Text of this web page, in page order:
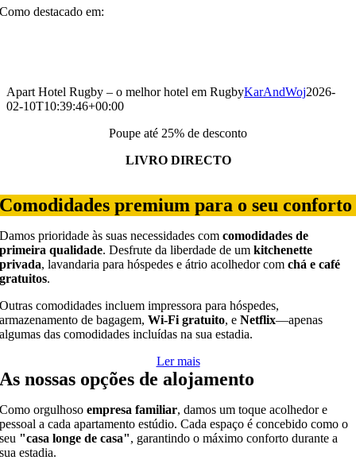
Como destacado em:
Apart Hotel Rugby – o melhor hotel em RugbyKarAndWoj2026-
02-10T10:39:46+00:00
Poupe até 25% de desconto
LIVRO DIRECTO
Comodidades premium para o seu conforto
Damos prioridade às suas necessidades comcomodidades de
primeira qualidade. Desfrute da liberdade de umkitchenette
privada, lavandaria para hóspedes e átrio acolhedor comchá e café
gratuitos.
Outras comodidades incluem impressora para hóspedes,
armazenamento de bagagem,Wi-Fi gratuito, eNetflix—apenas
algumas das comodidades incluídas na sua estadia.
Ler mais
As nossas opções de alojamento
Como orgulhosoempresa familiar, damos um toque acolhedor e
pessoal a cada apartamento estúdio. Cada espaço é concebido como o
seu "casa longe de casa", garantindo o máximo conforto durante a
sua estadia.